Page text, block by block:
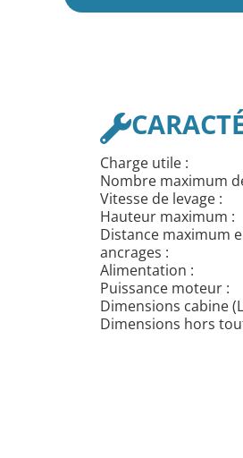
Charge utile :
Nombre maximum
Vitesse de levage :
Hauteur maximum :
Distance maximum
ancrages :
Alimentation :
Puissance moteur :
Dimensions cabine
Dimensions hors